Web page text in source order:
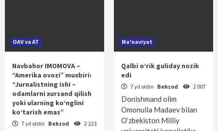
OAV va AT
Navbahor IMOMOVA –
“Amerika ovozi” muxbiri:
“Jurnalistning ishi –
odamlarni xursand qilish
yoki ularning ko‘nglini
ko‘tarish emas”
7 yil oldin Behzod 2 223
Ma'naviyat
Qalbi o‘rik guliday nozik
edi
7 yil oldin Behzod 2 007
Donishmand olim
Omonulla Madaev bilan
O‘zbekiston Milliy